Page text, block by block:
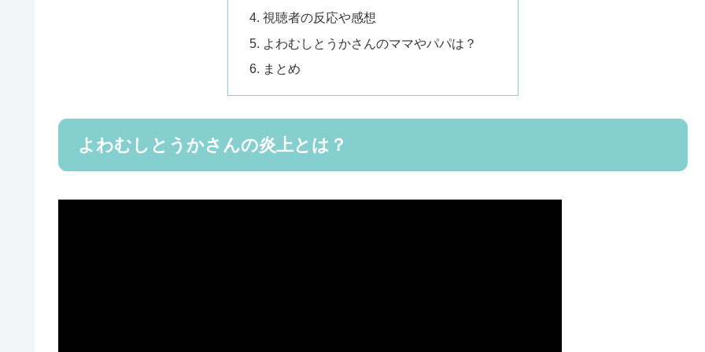
視聴者の反応や感想
よわむしとうかさんのママやパパは？
まとめ
よわむしとうかさんの炎上とは？